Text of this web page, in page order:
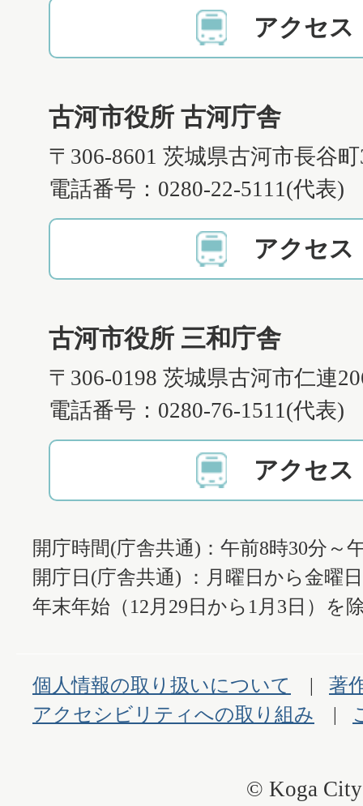
アクセス
古河市役所 古河庁舎
〒306-8601 茨城県古河市長谷
電話番号：0280-22-5111(代表)
アクセス
古河市役所 三和庁舎
〒306-0198 茨城県古河市仁連
電話番号：0280-76-1511(代表)
アクセス
開庁時間(庁舎共通)：午前8時30分～
開庁日(庁舎共通) ：月曜日から金曜
年末年始（12月29日から1月3日）を
個人情報の取り扱いについて
著
アクセシビリティへの取り組み
© Koga City